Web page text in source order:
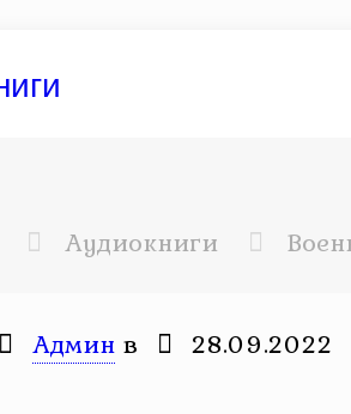
Аудиокниги
Админ в 28.09.2022